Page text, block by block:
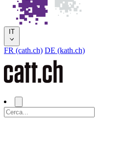
IT
FR (cath.ch) DE (kath.ch)